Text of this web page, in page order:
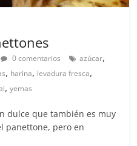
0 comentarios azúcar,
, harina, levadura fresca,
,yemas
dulce que también es muy
panettone, pero en